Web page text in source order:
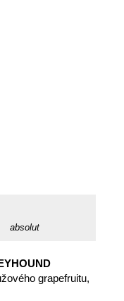
absolut
grapefruitu,